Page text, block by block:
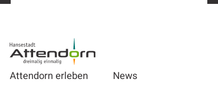
Attendorn erleben News